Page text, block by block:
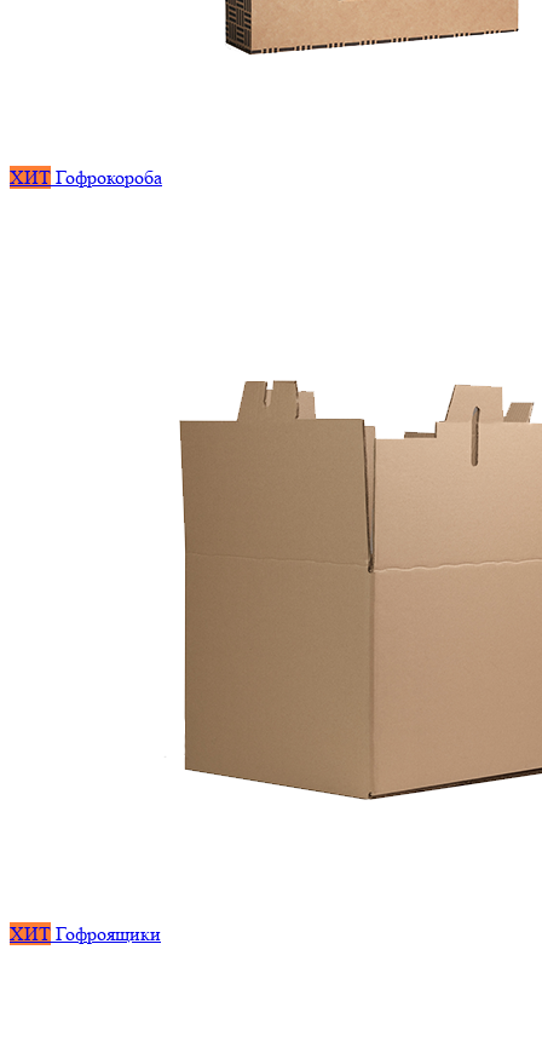
ХИТ Гофрокороба
ХИТ Гофроящики